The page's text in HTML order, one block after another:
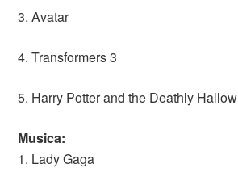
3. Avatar
4. Transformers 3
5. Harry Potter and the Deathly Hallow
Musica:
1. Lady Gaga